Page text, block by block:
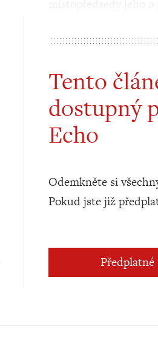
Tento
dostupný
Echo
Odemkněte si
Pokud jste již
Předplatné